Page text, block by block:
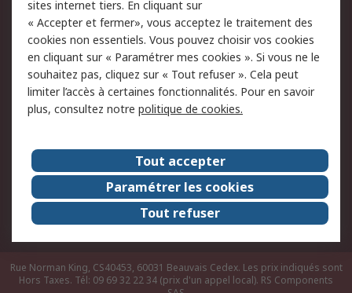
jour
Conditions générales
de vente
Politique anti-
corruption
Campagnes marketing
A propos de RS
A propos de RS France
Evénements
Le groupe RS Group Plc
Presse
RS dans le monde
Démarche RSE
Nous rejoindre
RS Particuliers
Rue Norman King, CS40453, 60031 Beauvais Cedex. Les prix indiqués sont
Hors Taxes. Tél: 09 69 32 22 34 (prix d'un appel local). RS Components
sites internet tiers. En cliquant sur
« Accepter et fermer», vous acceptez le traitement des
cookies non essentiels. Vous pouvez choisir vos cookies
en cliquant sur « Paramétrer mes cookies ». Si vous ne le
souhaitez pas, cliquez sur « Tout refuser ». Cela peut
limiter l’accès à certaines fonctionnalités. Pour en savoir
plus, consultez notre politique de cookies.
Tout accepter
Paramétrer les cookies
Tout refuser